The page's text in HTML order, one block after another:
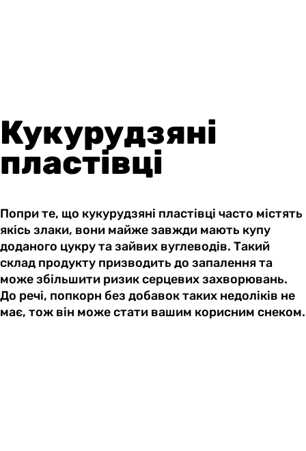
Кукурудзяні
пластівці
Попри те, що кукурудзяні пластівці часто містять
якісь злаки, вони майже завжди мають купу
доданого цукру та зайвих вуглеводів. Такий
склад продукту призводить до запалення та
може збільшити ризик серцевих захворювань.
До речі, попкорн без добавок таких недоліків не
має, тож він може стати вашим корисним снеком.